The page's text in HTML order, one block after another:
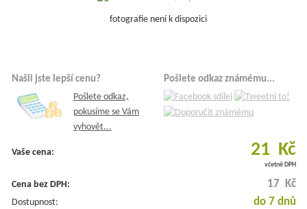
fotografie není k dispozici
Našli jste lepší cenu?
Pošlete odkaz,
pokusíme se Vám
vyhovět...
Pošlete odkaz známému...
Vaše cena: 21 Kč
včetně DPH
Cena bez DPH: 17 Kč
Dostupnost: do 7 dnů